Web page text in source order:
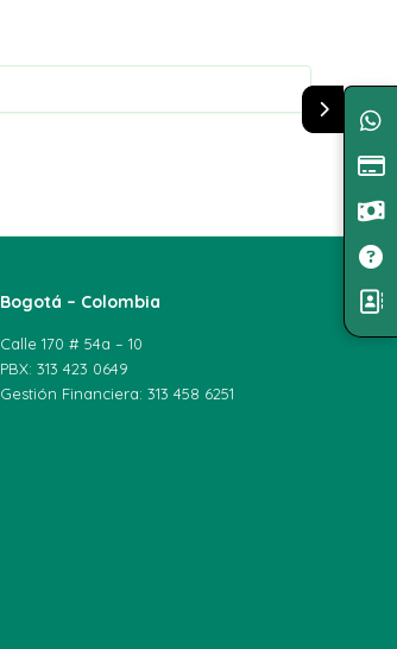
Bogotá – Colombia
Calle 170 # 54a – 10
PBX: 313 423 0649
Gestión Financiera: 313 458 6251